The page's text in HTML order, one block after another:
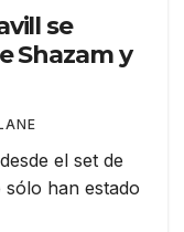
se
Shazam y
el set de
sólo han estado